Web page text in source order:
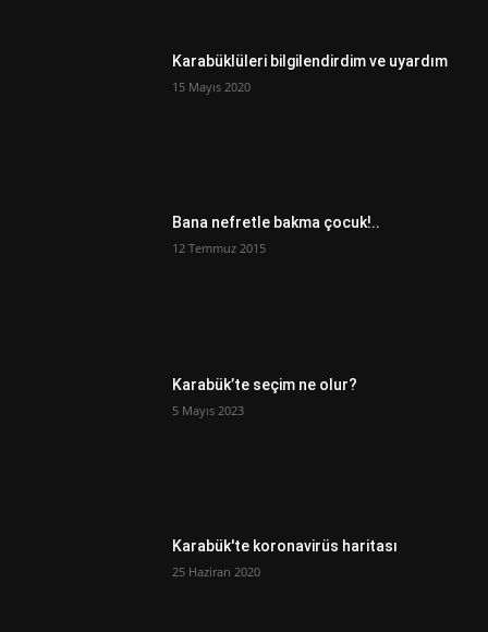
Karabüklüleri bilgilendirdim ve uyardım
15 Mayıs 2020
Bana nefretle bakma çocuk!..
12 Temmuz 2015
Karabük’te seçim ne olur?
5 Mayıs 2023
Karabük'te koronavirüs haritası
25 Haziran 2020